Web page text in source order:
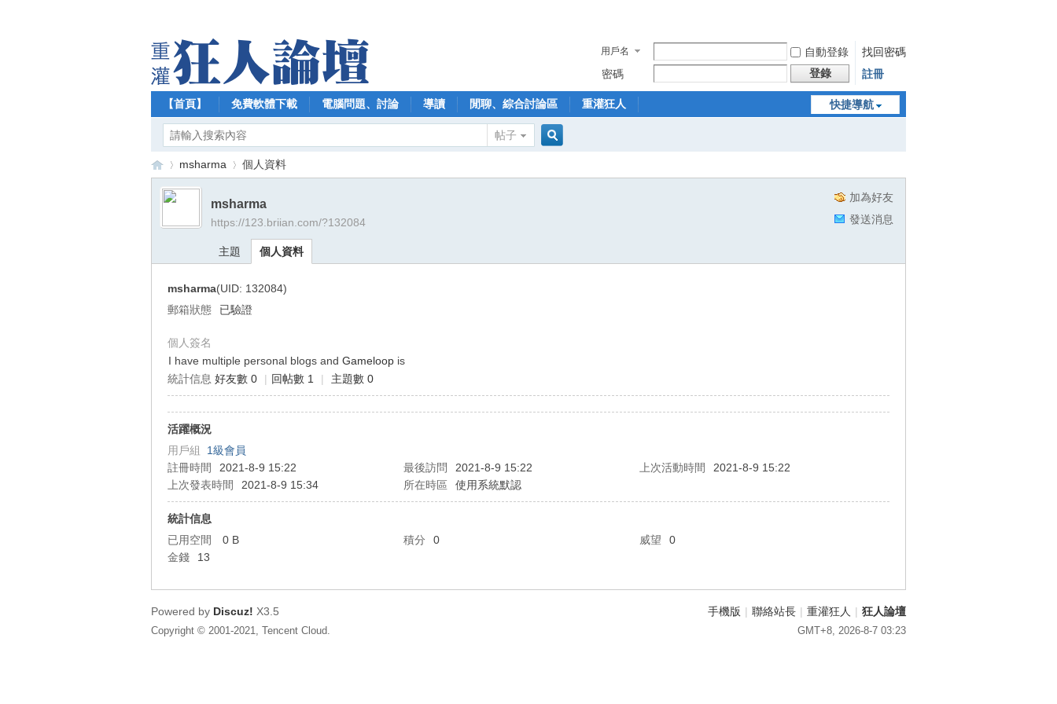
用戶名 自動登錄
找回密碼
密碼
登錄 註冊
快捷導航
【首頁】 免費軟體下載 電腦問題、討論 導讀 閒聊、綜合討論區 重灌狂人
帖子
›
msharma 個人資料
加為好友
發送消息
msharma
https://123.briian.com/?132084
主題 個人資料
msharma(UID: 132084)
郵箱狀態
已驗證
個人簽名
I have multiple personal blogs and Gameloop is
統計信息 好友數 0 | 回帖數 1 | 主題數 0
活躍概況
用戶組 1級會員
註冊時間
2021-8-9 15:22 最後訪問 2021-8-9 15:22 上次活動時間
2021-8-9 15:22
上次發表時間
2021-8-9 15:34 所在時區 使用系統默認
統計信息
已用空間
0 B 積分 0 威望
0
金錢
13
手機版 | 聯絡站長 | 重灌狂人 | 狂人論壇
GMT+8, 2026-8-7 03:23
Powered by Discuz! X3.5
Copyright © 2001-2021, Tencent Cloud.